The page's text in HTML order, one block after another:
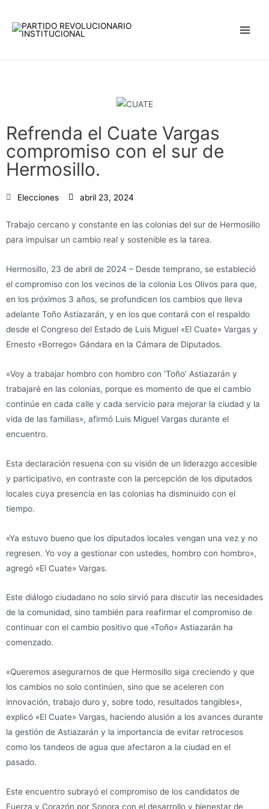
contenido
Refrenda el Cuate Vargas
compromiso con el sur de
Hermosillo.
Elecciones abril 23, 2024
Trabajo cercano y constante en las colonias del sur de Hermosillo
para impulsar un cambio real y sostenible es la tarea.
Hermosillo, 23 de abril de 2024 – Desde temprano, se estableció
el compromiso con los vecinos de la colonia Los Olivos para que,
en los próximos 3 años, se profundicen los cambios que lleva
adelante Toño Astiazarán, y en los que contará con el respaldo
desde el Congreso del Estado de Luis Miguel «El Cuate» Vargas y
Ernesto «Borrego» Gándara en la Cámara de Diputados.
«Voy a trabajar hombro con hombro con ‘Toño’ Astiazarán y
trabajaré en las colonias, porque es momento de que el cambio
continúe en cada calle y cada servicio para mejorar la ciudad y la
vida de las familias», afirmó Luis Miguel Vargas durante el
encuentro.
Esta declaración resuena con su visión de un liderazgo accesible
y participativo, en contraste con la percepción de los diputados
locales cuya presencia en las colonias ha disminuido con el
tiempo.
«Ya estuvo bueno que los diputados locales vengan una vez y no
regresen. Yo voy a gestionar con ustedes, hombro con hombro»,
agregó «El Cuate» Vargas.
Este diálogo ciudadano no solo sirvió para discutir las necesidades
de la comunidad, sino también para reafirmar el compromiso de
continuar con el cambio positivo que «Toño» Astiazarán ha
comenzado.
«Queremos asegurarnos de que Hermosillo siga creciendo y que
los cambios no solo continúen, sino que se aceleren con
innovación, trabajo duro y, sobre todo, resultados tangibles»,
explicó «El Cuate» Vargas, haciendo alusión a los avances durante
la gestión de Astiazarán y la importancia de evitar retrocesos
como los tandeos de agua que afectaron a la ciudad en el
pasado.
Este encuentro subrayó el compromiso de los candidatos de
Fuerza y Corazón por Sonora con el desarrollo y bienestar de